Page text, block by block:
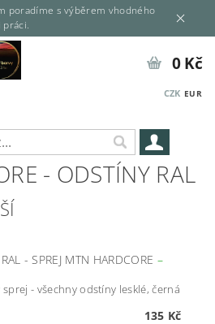
poradíme s výběrem vhodného
CZK EUR
0 Kč
- ODSTÍNY RAL
- SPREJ MTN HARDCORE –
- všechny odstíny lesklé, černá
135 Kč